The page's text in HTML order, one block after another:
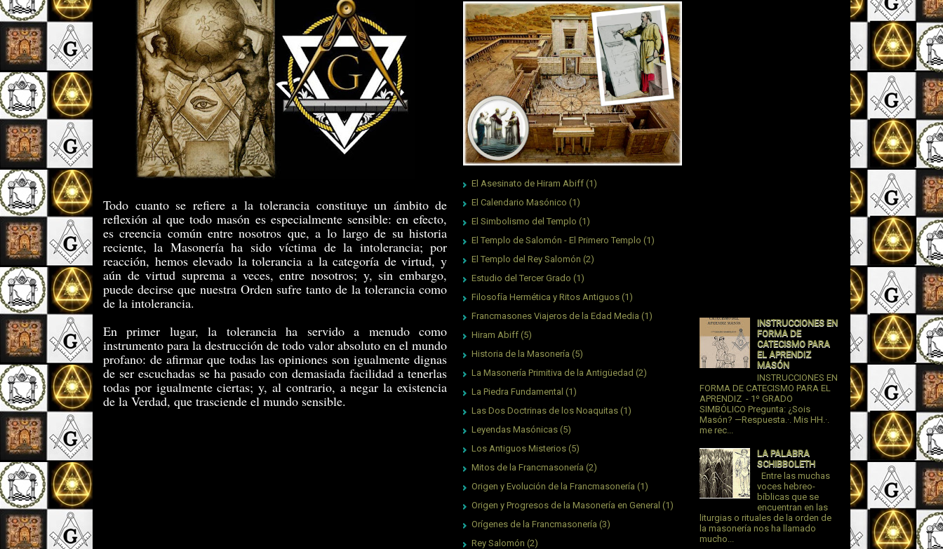
Todo cuanto se refiere a la tolerancia constituye un ámbito de
reflexión al que todo masón es especialmente sensible: en efecto,
es creencia común entre nosotros que, a lo largo de su historia
reciente, la Masonería ha sido víctima de la intolerancia; por
reacción, hemos elevado la tolerancia a la categoría de virtud, y
aún de virtud suprema a veces, entre nosotros; y, sin embargo,
puede decirse que nuestra Orden sufre tanto de la tolerancia como
de la intolerancia.
En primer lugar, la tolerancia ha servido a menudo como
instrumento para la destrucción de todo valor absoluto en el mundo
profano: de afirmar que todas las opiniones son igualmente dignas
de ser escuchadas se ha pasado con demasiada facilidad a tenerlas
todas por igualmente ciertas; y, al contrario, a negar la existencia
de la Verdad, que trasciende el mundo sensible.
El Asesinato de Hiram Abiff (1)
El Calendario Masónico (1)
El Simbolismo del Templo (1)
El Templo de Salomón - El Primero Templo (1)
El Templo del Rey Salomón (2)
Estudio del Tercer Grado (1)
Filosofía Hermética y Ritos Antiguos (1)
Francmasones Viajeros de la Edad Media (1)
Hiram Abiff (5)
Historia de la Masonería (5)
La Masonería Primitiva de la Antigüedad (2)
La Piedra Fundamental (1)
Las Dos Doctrinas de los Noaquitas (1)
Leyendas Masónicas (5)
Los Antiguos Misterios (5)
Mitos de la Francmasonería (2)
Origen y Evolución de la Francmasonería (1)
Origen y Progresos de la Masonería en General (1)
Orígenes de la Francmasonería (3)
Rey Salomón (2)
INSTRUCCIONES EN
FORMA DE
CATECISMO PARA
EL APRENDIZ
MASÓN
INSTRUCCIONES EN
FORMA DE CATECISMO PARA EL
APRENDIZ - 1º GRADO
SIMBÓLICO Pregunta: ¿Sois
Masón? —Respuesta.·. Mis HH.·.
me rec...
LA PALABRA
SCHIBBOLETH
Entre las muchas
voces hebreo-
bíblicas que se
encuentran en las
liturgias o rituales de la orden de
la masonería nos ha llamado
mucho...